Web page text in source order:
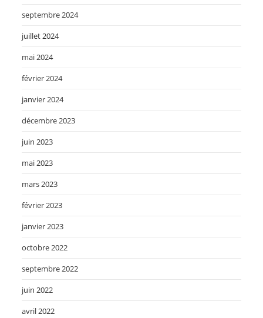
septembre 2024
juillet 2024
mai 2024
février 2024
janvier 2024
décembre 2023
juin 2023
mai 2023
mars 2023
février 2023
janvier 2023
octobre 2022
septembre 2022
juin 2022
avril 2022